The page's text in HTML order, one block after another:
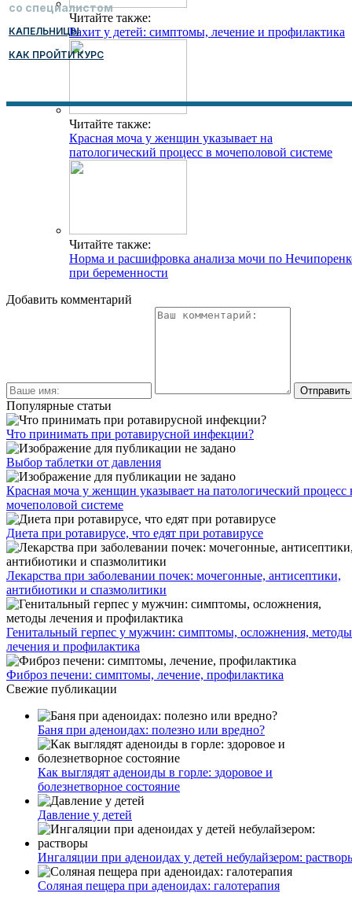
Читайте также:
Рахит у детей: симптомы, лечение и профилактика
Читайте также:
Красная моча у женщин указывает на
патологический процесс в мочеполовой системе
Читайте также:
Норма и расшифровка анализа мочи по
при беременности
Добавить комментарий
Популярные статьи
Что принимать при ротавирусной инфекции?
Выбор таблетки от давления
Красная моча у женщин указывает на патологический процесс
мочеполовой системе
Диета при ротавирусе, что едят при ротавирусе
Лекарства при заболевании почек: мочегонные, антисептики,
антибиотики и спазмолитики
Генитальный герпес у мужчин: симптомы, осложнения, методы
лечения и профилактика
Фиброз печени: симптомы, лечение, профилактика
Свежие публикации
Баня при аденоидах: полезно или вредно?
Как выглядят аденоиды в горле: здоровое и
болезнетворное состояние
Давление у детей
Ингаляции при аденоидах у детей небулайзером:
Соляная пещера при аденоидах: галотерапия
со специалистом
КАПЕЛЬНИЦЫ
КАК ПРОЙТИ КУРС